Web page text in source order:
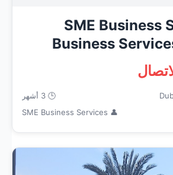
SME Business
Business
🕒 3 أشهر
👤 SME Business Services